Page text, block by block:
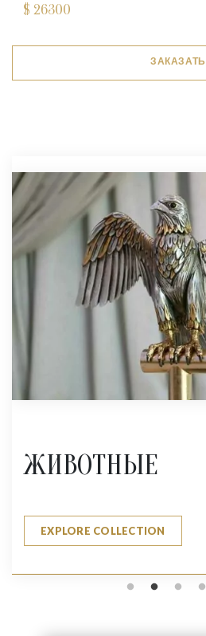
$ 26300
ЗАКАЗАТЬ
ЖИВОТНЫЕ
EXPLORE COLLECTION